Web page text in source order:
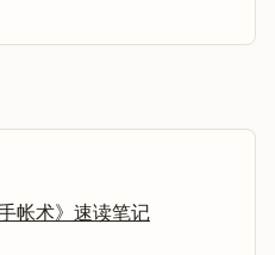
帐术》速读笔记